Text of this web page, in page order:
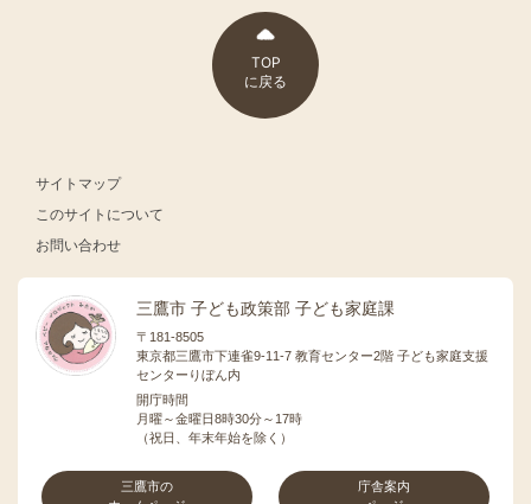
TOP
に戻る
サイトマップ
このサイトについて
お問い合わせ
三鷹市 子ども政策部 子ども家庭課
〒181-8505
東京都三鷹市下連雀9-11-7 教育センター2階 子ども家庭支援
センターりぼん内
開庁時間
月曜～金曜日8時30分～17時
（祝日、年末年始を除く）
三鷹市の
庁舎案内